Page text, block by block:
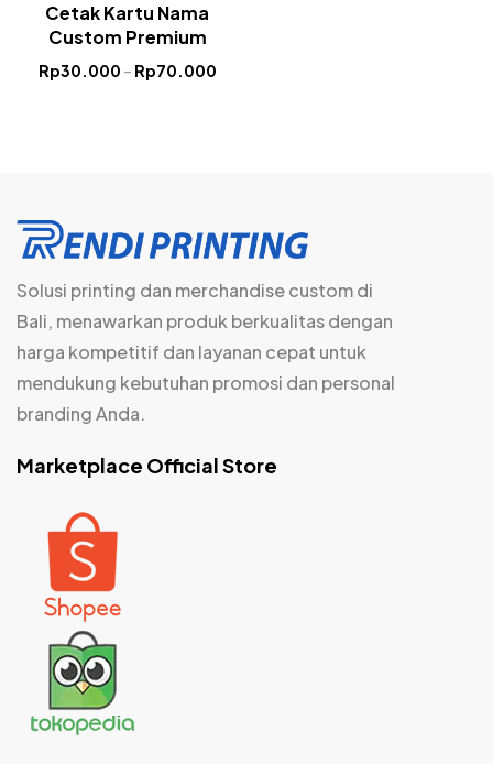
Cetak Kartu Nama
Custom Premium
Rp30.000 – Rp70.000
Solusi printing dan merchandise custom di
Bali, menawarkan produk berkualitas dengan
harga kompetitif dan layanan cepat untuk
mendukung kebutuhan promosi dan personal
branding Anda.
Marketplace Official Store